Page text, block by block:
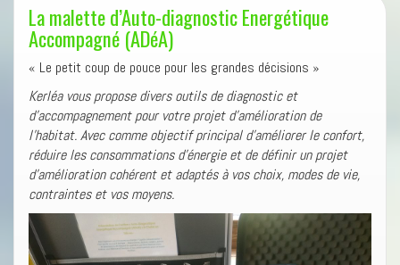
La malette d’Auto-diagnostic Energétique
Accompagné (ADéA)
« Le petit coup de pouce pour les grandes décisions »
Kerléa vous propose divers outils de diagnostic et
d’accompagnement pour votre projet d’amélioration de
l’habitat. Avec comme objectif principal d’améliorer le confort,
réduire les consommations d’énergie et de définir un projet
d’amélioration cohérent et adaptés à vos choix, modes de vie,
contraintes et vos moyens.